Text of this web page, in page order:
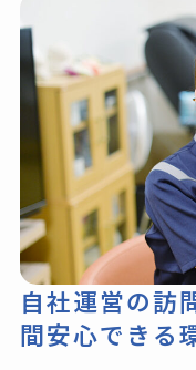
自社運営の訪
間安心できる